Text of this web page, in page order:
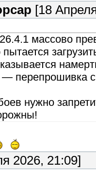
[18
массово
перепрошивка
нужно
2026, 21:09]